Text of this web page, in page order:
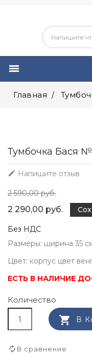

Главная
Тумбочка Бася
 Напишите отзыв
2 590,00 руб.
2 290,00 руб.
Без НДС
Размеры: ширина 35
Цвет: корпус цвет
ЕСТЬ В НАЛИЧИЕ
Количество
 В
В сравнение